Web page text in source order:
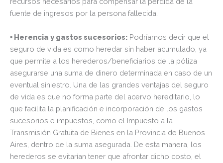
fuente de ingresos por la persona fallecida.
▪ Herencia y gastos sucesorios: Podríamos decir que el
seguro de vida es como heredar sin haber acumulado, ya
que permite a los herederos/beneficiarios de la póliza
asegurarse una suma de dinero determinada en caso de un
eventual siniestro. Una de las grandes ventajas del seguro
de vida es que no forma parte del acervo hereditario, lo
que facilita la planificación e incorporación de los gastos
sucesorios e impuestos, como el Impuesto a la
Transmisión Gratuita de Bienes en la Provincia de Buenos
Aires, dentro de la suma asegurada. De esta manera, los
herederos se evitarían tener que afrontar dicho costo, el